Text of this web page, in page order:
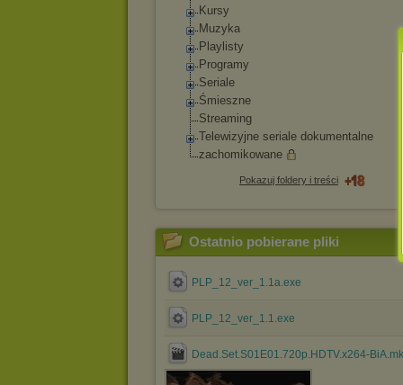
Kursy
Muzyka
Playlisty
Programy
Seriale
Śmieszne
Streaming
Telewizyjne seriale dokumentalne
zachomikowane
Pokazuj foldery i treści
Ostatnio pobierane pliki
PLP_12_ver_1.1a.exe
PLP_12_ver_1.1.exe
Dead.Set.S01E01.720p.HDTV.x264-